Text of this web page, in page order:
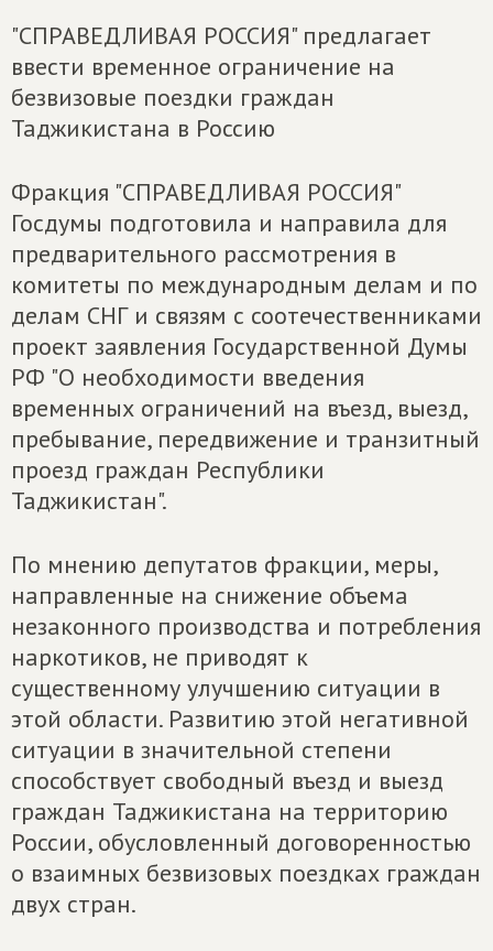
"СПРАВЕДЛИВАЯ РОССИЯ" предлагает
ввести временное ограничение на
безвизовые поездки граждан
Таджикистана в Россию
Фракция "СПРАВЕДЛИВАЯ РОССИЯ"
Госдумы подготовила и направила для
предварительного рассмотрения в
комитеты по международным делам и по
делам СНГ и связям с соотечественниками
проект заявления Государственной Думы
РФ "О необходимости введения
временных ограничений на въезд, выезд,
пребывание, передвижение и транзитный
проезд граждан Республики
Таджикистан".
По мнению депутатов фракции, меры,
направленные на снижение объема
незаконного производства и потребления
наркотиков, не приводят к
существенному улучшению ситуации в
этой области. Развитию этой негативной
ситуации в значительной степени
способствует свободный въезд и выезд
граждан Таджикистана на территорию
России, обусловленный договоренностью
о взаимных безвизовых поездках граждан
двух стран.